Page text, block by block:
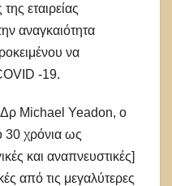
εταιρείας
αναγκαιότητα
να
-19.
Michael Yeadon, ο
χρόνια ως
και αναπνευστικές]
από τις μεγαλύτερες